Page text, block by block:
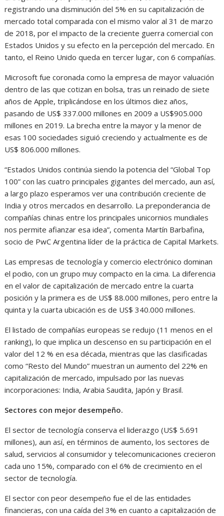
registrando una disminución del 5% en su capitalización de
mercado total comparada con el mismo valor al 31 de marzo
de 2018, por el impacto de la creciente guerra comercial con
Estados Unidos y su efecto en la percepción del mercado. En
tanto, el Reino Unido queda en tercer lugar, con 6 compañías.
Microsoft fue coronada como la empresa de mayor valuación
dentro de las que cotizan en bolsa, tras un reinado de siete
años de Apple, triplicándose en los últimos diez años,
pasando de US$ 337.000 millones en 2009 a US$905.000
millones en 2019. La brecha entre la mayor y la menor de
esas 100 sociedades siguió creciendo y actualmente es de
US$ 806.000 millones.
“Estados Unidos continúa siendo la potencia del “Global Top
100” con las cuatro principales gigantes del mercado, aun así,
a largo plazo esperamos ver una contribución creciente de
India y otros mercados en desarrollo. La preponderancia de
compañías chinas entre los principales unicornios mundiales
nos permite afianzar esa idea”, comenta Martín Barbafina,
socio de PwC Argentina líder de la práctica de Capital Markets.
Las empresas de tecnología y comercio electrónico dominan
el podio, con un grupo muy compacto en la cima. La diferencia
en el valor de capitalización de mercado entre la cuarta
posición y la primera es de US$ 88.000 millones, pero entre la
quinta y la cuarta ubicación es de US$ 340.000 millones.
El listado de compañías europeas se redujo (11 menos en el
ranking), lo que implica un descenso en su participación en el
valor del 12 % en esa década, mientras que las clasificadas
como “Resto del Mundo” muestran un aumento del 22% en
capitalización de mercado, impulsado por las nuevas
incorporaciones: India, Arabia Saudita, Japón y Brasil.
Sectores con mejor desempeño.
El sector de tecnología conserva el liderazgo (US$ 5.691
millones), aun así, en términos de aumento, los sectores de
salud, servicios al consumidor y telecomunicaciones crecieron
cada uno 15%, comparado con el 6% de crecimiento en el
sector de tecnología.
El sector con peor desempeño fue el de las entidades
financieras, con una caída del 3% en cuanto a capitalización de